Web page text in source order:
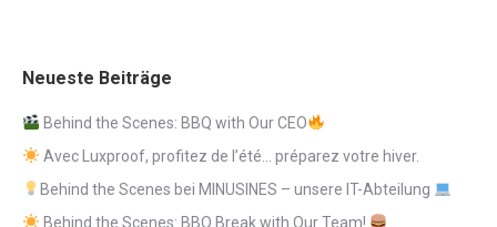
Neueste Beiträge
Behind the Scenes: BBQ with Our CEO
Avec Luxproof, profitez de l’été… préparez votre hiver.
Behind the Scenes bei MINUSINES – unsere IT-Abteilung
Behind the Scenes: BBQ Break with Our Team!